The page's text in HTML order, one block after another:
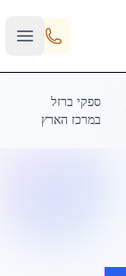
ספקי ברזל
במרכז הארץ